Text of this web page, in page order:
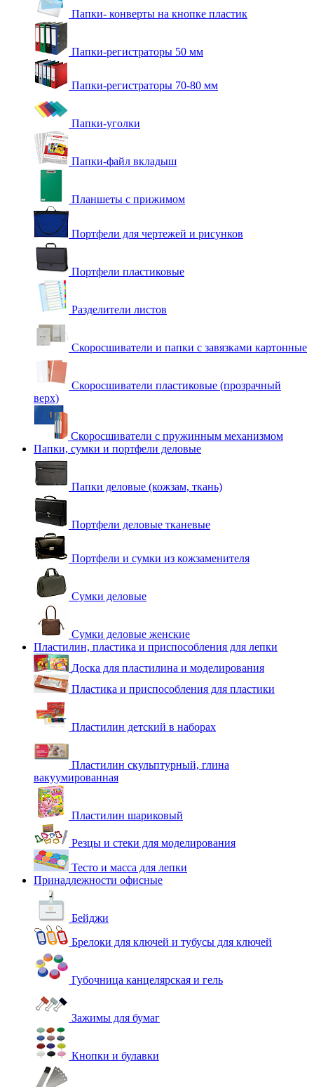
Папки- конверты на кнопке пластик
Папки-регистраторы 50 мм
Папки-регистраторы 70-80 мм
Папки-уголки
Папки-файл вкладыш
Планшеты с прижимом
Портфели для чертежей и рисунков
Портфели пластиковые
Разделители листов
Скоросшиватели и папки с завязками картонные
Скоросшиватели пластиковые (прозрачный
верх)
Скоросшиватели с пружинным механизмом
Папки, сумки и портфели деловые
Папки деловые (кожзам, ткань)
Портфели деловые тканевые
Портфели и сумки из кожзаменителя
Сумки деловые
Сумки деловые женские
Пластилин, пластика и приспособления для лепки
Доска для пластилина и моделирования
Пластика и приспособления для пластики
Пластилин детский в наборах
Пластилин скульптурный, глина
вакуумированная
Пластилин шариковый
Резцы и стеки для моделирования
Тесто и масса для лепки
Принадлежности офисные
Бейджи
Брелоки для ключей и тубусы для ключей
Губочница канцелярская и гель
Зажимы для бумаг
Кнопки и булавки